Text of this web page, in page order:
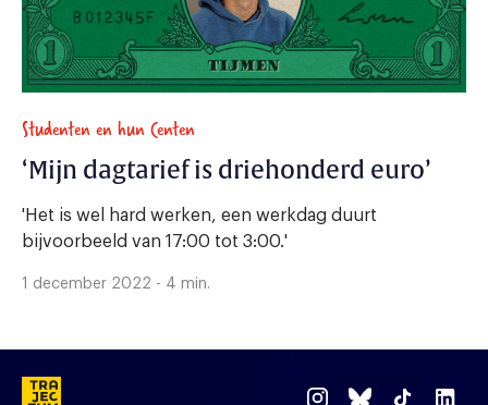
Studenten en hun Centen
‘Mijn dagtarief is driehonderd euro’
'Het is wel hard werken, een werkdag duurt
bijvoorbeeld van 17:00 tot 3:00.'
1 december 2022 - 4 min.